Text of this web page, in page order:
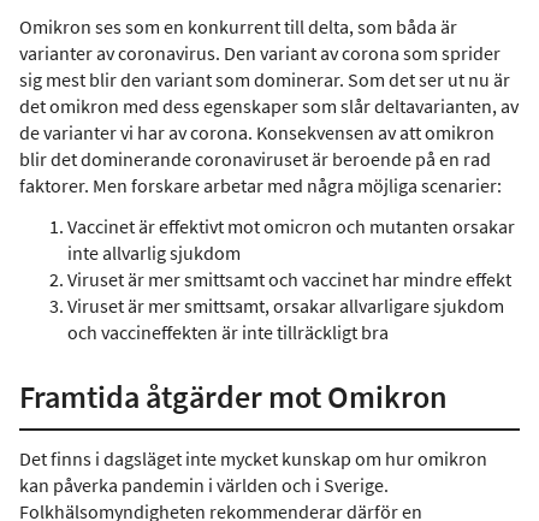
Omikron ses som en konkurrent till delta, som båda är
varianter av coronavirus. Den variant av corona som sprider
sig mest blir den variant som dominerar. Som det ser ut nu är
det omikron med dess egenskaper som slår deltavarianten, av
de varianter vi har av corona. Konsekvensen av att omikron
blir det dominerande coronaviruset är beroende på en rad
faktorer. Men forskare arbetar med några möjliga scenarier:
Vaccinet är effektivt mot omicron och mutanten orsakar
inte allvarlig sjukdom
Viruset är mer smittsamt och vaccinet har mindre effekt
Viruset är mer smittsamt, orsakar allvarligare sjukdom
och vaccineffekten är inte tillräckligt bra
Framtida åtgärder mot Omikron
Det finns i dagsläget inte mycket kunskap om hur omikron
kan påverka pandemin i världen och i Sverige.
Folkhälsomyndigheten rekommenderar därför en